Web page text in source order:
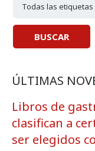
ÚLTIMAS
Libros de
clasifican a
ser elegidos